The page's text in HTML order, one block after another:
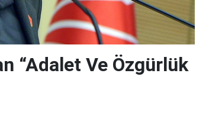
“Adalet Ve Özgürlük